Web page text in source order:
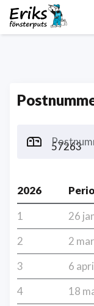
2026
1
26
2
2
3
6
4
18